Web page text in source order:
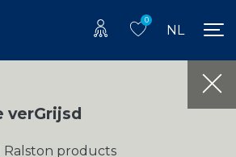
0
NL
verGrijsd
Ralston products